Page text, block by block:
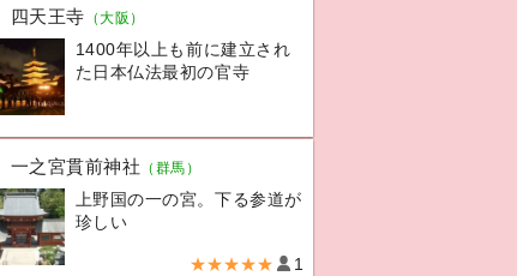
四天王寺 （大阪）
1400年以上も前に建立され
た日本仏法最初の官寺
一之宮貫前神社 （群馬）
上野国の一の宮。下る参道が
珍しい
★★★★★ 1